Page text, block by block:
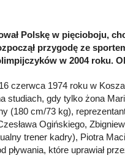
Polskę w pięcioboju,
przygodę ze
w 2004 roku.
czerwca 1974 roku w
studiach, gdy tylko żona
(180 cm/73 kg),
Ogińskiego,
trener kadry), Piotra
pływania, które uprawiał